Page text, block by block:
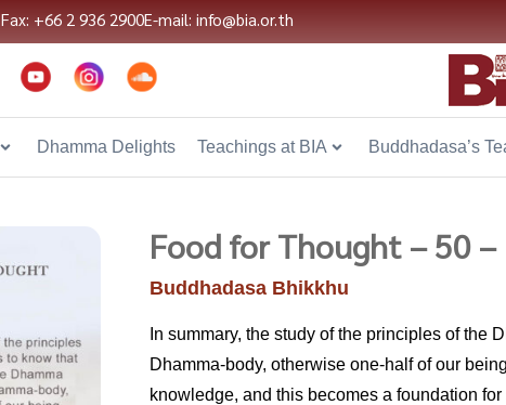
Fax: +66 2 936 2900E-mail: info@bia.or.th
Dhamma Delights Teachings at BIA Buddhadasa’s
Food for Thought – 50 –
Buddhadasa Bhikkhu
In summary, the study of the principles of the
Dhamma-body, otherwise one-half of our
knowledge, and this becomes a foundation